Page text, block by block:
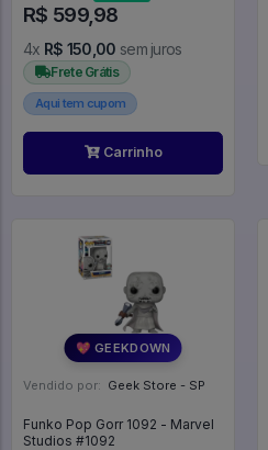
R$ 599,98
4x R$ 150,00 sem juros
Frete Grátis
Aqui tem cupom
Carrinho
💖 GEEKDOWN
Vendido por: Geek Store - SP
Funko Pop Gorr 1092 - Marvel
Studios #1092